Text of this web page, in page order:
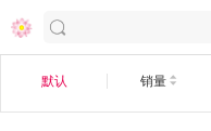
默认 销量